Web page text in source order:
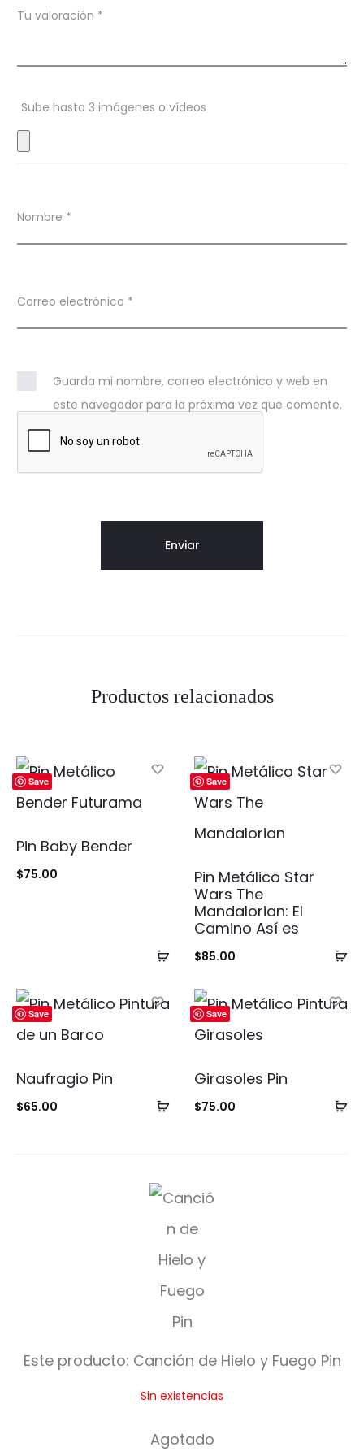
o
n
s
Tu valoración *
Sube hasta 3 imágenes o vídeos
Nombre *
Correo electrónico *
Guarda mi nombre, correo electrónico y web en
este navegador para la próxima vez que comente.
Productos relacionados
Save
Añadir
carrito
Pin Baby Bender
$75.00
Save
Pin Metálico Star
Wars The
Mandalorian: El
Camino Así es
$85.00
Save
Añadir
carrito
Naufragio Pin
$65.00
Save
Girasoles Pin
$75.00
C
a
n
c
i
d
e
Este producto: Canción de Hielo y Fuego Pin
Sin existencias
Agotado